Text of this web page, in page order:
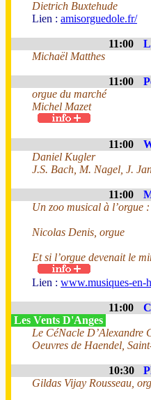
Dietrich Buxtehude
Lien : amisorguedole.fr/
11:00
Michaël Matthes
11:00
orgue du marché
Michel Mazet
11:00
Daniel Kugler
J.S. Bach, M. Nagel, J.
11:00
Un zoo musical à l’orgue
Nicolas Denis, orgue
Et si l’orgue devenait le
Lien : www.musiques-en-
11:00
Les Vents D'Anges
Le CéNacle D’Alexandre
Oeuvres de Haendel,
10:30
Gildas Vijay Rousseau,